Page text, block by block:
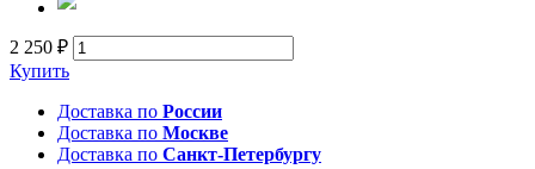
2 250 ₽
Купить
Доставка по России
Доставка по Москве
Доставка по Санкт-Петербургу